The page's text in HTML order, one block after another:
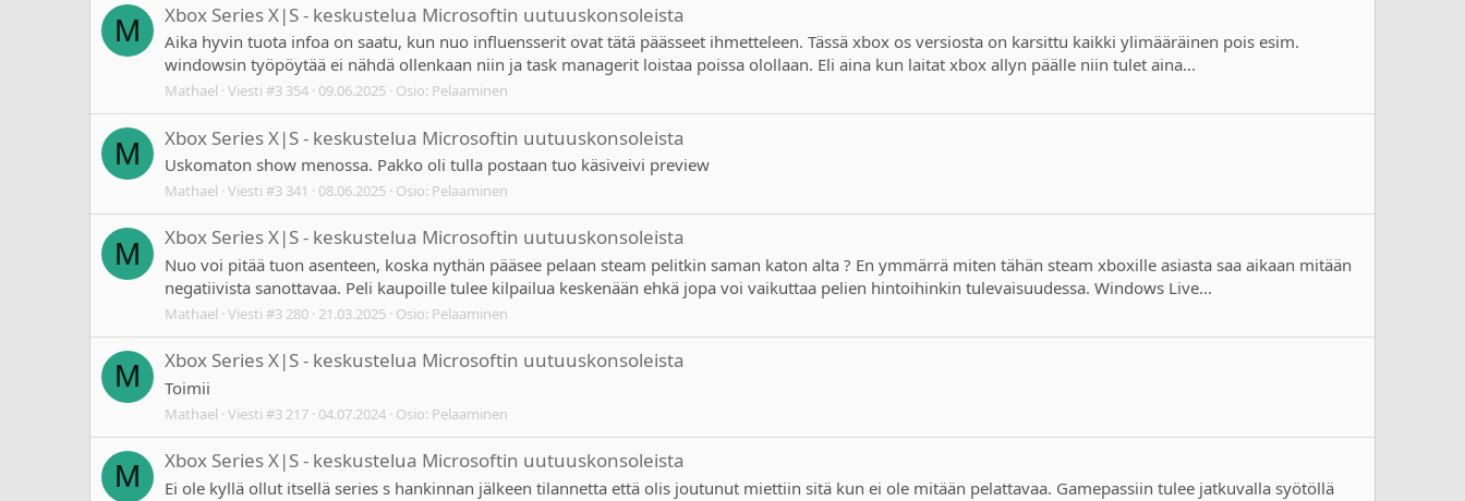
M Xbox Series X|S - keskustelua Microsoftin uutuuskonsoleista
Aika hyvin tuota infoa on saatu, kun nuo influensserit ovat tätä päässeet ihmetteleen. Tässä xbox os versiosta on karsittu kaikki ylimääräinen pois esim.
windowsin työpöytää ei nähdä ollenkaan niin ja task managerit loistaa poissa olollaan. Eli aina kun laitat xbox allyn päälle niin tulet aina...
Mathael Viesti #3 354 09.06.2025 Osio: Pelaaminen
M Xbox Series X|S - keskustelua Microsoftin uutuuskonsoleista
Uskomaton show menossa. Pakko oli tulla postaan tuo käsiveivi preview
Mathael Viesti #3 341 08.06.2025 Osio: Pelaaminen
M Xbox Series X|S - keskustelua Microsoftin uutuuskonsoleista
Nuo voi pitää tuon asenteen, koska nythän pääsee pelaan steam pelitkin saman katon alta ? En ymmärrä miten tähän steam xboxille asiasta saa aikaan mitään
negatiivista sanottavaa. Peli kaupoille tulee kilpailua keskenään ehkä jopa voi vaikuttaa pelien hintoihinkin tulevaisuudessa. Windows Live...
Mathael Viesti #3 280 21.03.2025 Osio: Pelaaminen
M Xbox Series X|S - keskustelua Microsoftin uutuuskonsoleista
Toimii
Mathael Viesti #3 217 04.07.2024 Osio: Pelaaminen
M Xbox Series X|S - keskustelua Microsoftin uutuuskonsoleista
Ei ole kyllä ollut itsellä series s hankinnan jälkeen tilannetta että olis joutunut miettiin sitä kun ei ole mitään pelattavaa. Gamepassiin tulee jatkuvalla syötöllä